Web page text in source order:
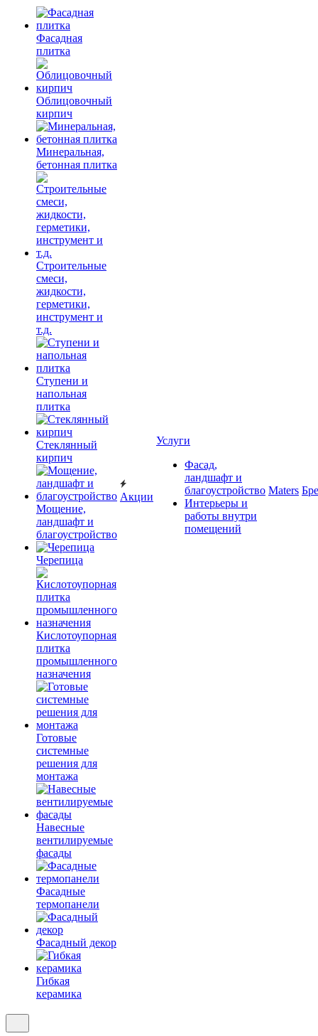
Фасадная
плитка
Облицовочный
кирпич
Минеральная,
бетонная плитка
Строительные
смеси,
жидкости,
герметики,
инструмент и
т.д.
Ступени и
напольная
плитка
Cтеклянный
кирпич
Мощение,
ландшафт и
благоустройство
Черепица
Кислотоупорная
плитка
промышленного
назначения
Готовые
системные
решения для
монтажа
Навесные
вентилируемые
фасады
Фасадные
термопанели
Фасадный декор
Гибкая
керамика
Акции
Услуги
Фасад,
ландшафт и
благоустройство
Интерьеры и
работы внутри
помещений
Maters